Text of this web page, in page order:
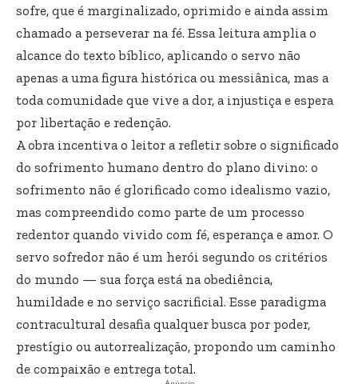
sofre, que é marginalizado, oprimido e ainda assim
chamado a perseverar na fé. Essa leitura amplia o
alcance do texto bíblico, aplicando o servo não
apenas a uma figura histórica ou messiânica, mas a
toda comunidade que vive a dor, a injustiça e espera
por libertação e redenção.
A obra incentiva o leitor a refletir sobre o significado
do sofrimento humano dentro do plano divino: o
sofrimento não é glorificado como idealismo vazio,
mas compreendido como parte de um processo
redentor quando vivido com fé, esperança e amor. O
servo sofredor não é um herói segundo os critérios
do mundo — sua força está na obediência,
humildade e no serviço sacrificial. Esse paradigma
contracultural desafia qualquer busca por poder,
prestígio ou autorrealização, propondo um caminho
de compaixão e entrega total.